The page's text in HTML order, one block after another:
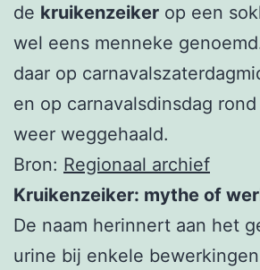
de kruikenzeiker op een
wel eens menneke
daar op
en op carnavalsdinsdag
weer weggehaald.
Bron: Regionaal archief
Kruikenzeiker: mythe of
De naam herinnert aan het
urine bij enkele